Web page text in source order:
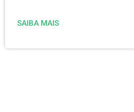
SAIBA MAIS